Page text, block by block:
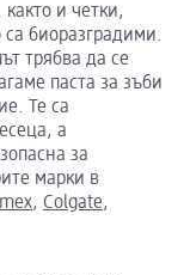
и четки,
биоразградими.
трябва да се
паста за зъби
Те са
а
за
марки в
, Colgate,